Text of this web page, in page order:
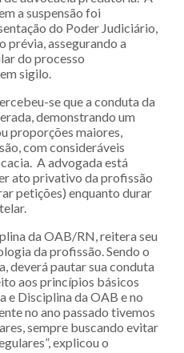
a suspensão foi
do Poder Judiciário,
prévia, assegurando a
do processo
sigilo.
se que a conduta da
demonstrando um
proporções maiores,
com consideráveis
A advogada está
ato privativo da profissão
petições) enquanto durar
da OAB/RN, reitera seu
da profissão. Sendo o
deverá pautar sua conduta
aos princípios básicos
e Disciplina da OAB e no
no ano passado tivemos
sempre buscando evitar
explicou o